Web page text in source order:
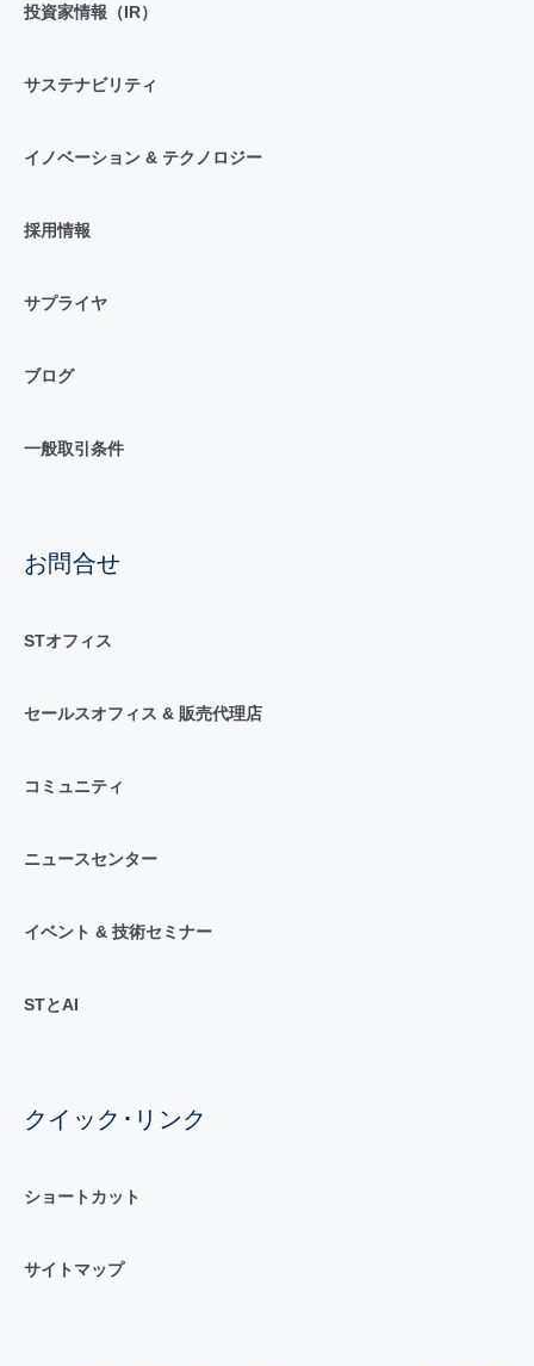
投資家情報（IR）
サステナビリティ
イノベーション & テクノロジー
採用情報
サプライヤ
ブログ
一般取引条件
お問合せ
STオフィス
セールスオフィス & 販売代理店
コミュニティ
ニュースセンター
イベント & 技術セミナー
STとAI
クイック･リンク
ショートカット
サイトマップ